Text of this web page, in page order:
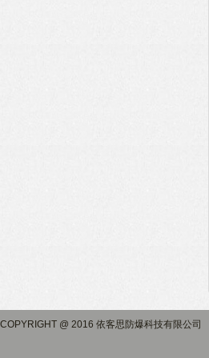
COPYRIGHT @ 2016 依客思防爆科技有限公司